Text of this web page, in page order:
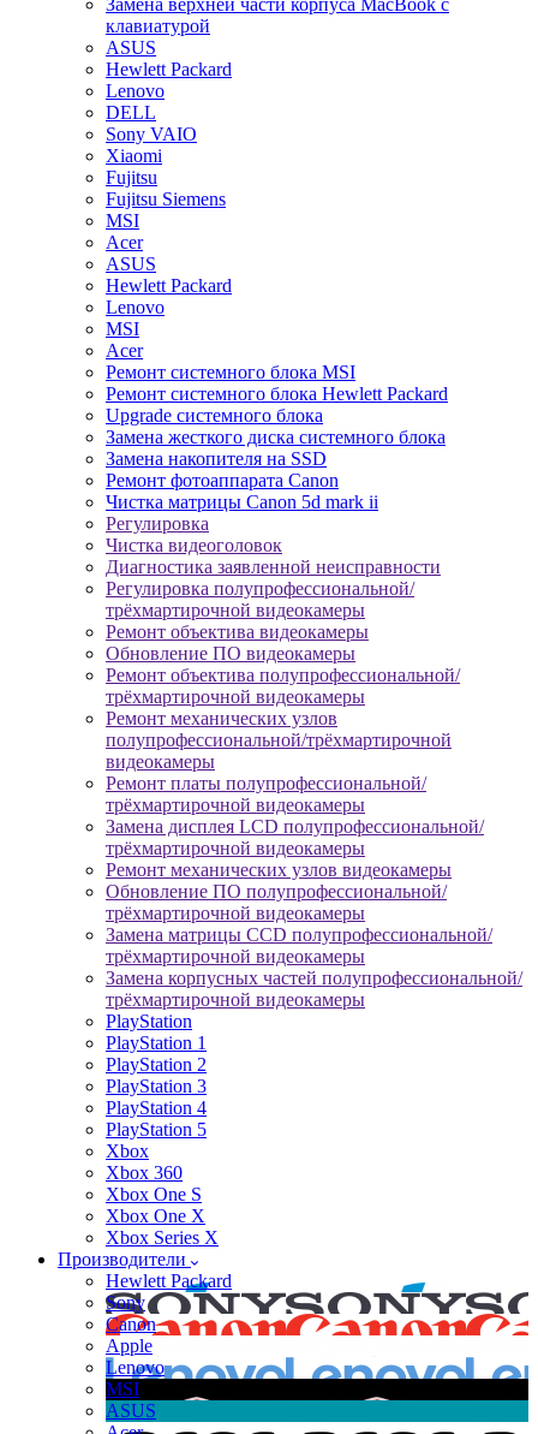
Замена верхней части корпуса MacBook с
клавиатурой
ASUS
Hewlett Packard
Lenovo
DELL
Sony VAIO
Xiaomi
Fujitsu
Fujitsu Siemens
MSI
Acer
ASUS
Hewlett Packard
Lenovo
MSI
Acer
Ремонт системного блока MSI
Ремонт системного блока Hewlett Packard
Upgrade системного блока
Замена жесткого диска системного блока
Замена накопителя на SSD
Ремонт фотоаппарата Canon
Чистка матрицы Canon 5d mark ii
Регулировка
Чистка видеоголовок
Диагностика заявленной неисправности
Регулировка полупрофессиональной/
трёхмартирочной видеокамеры
Ремонт объектива видеокамеры
Обновление ПО видеокамеры
Ремонт объектива полупрофессиональной/
трёхмартирочной видеокамеры
Ремонт механических узлов
полупрофессиональной/трёхмартирочной
видеокамеры
Ремонт платы полупрофессиональной/
трёхмартирочной видеокамеры
Замена дисплея LCD полупрофессиональной/
трёхмартирочной видеокамеры
Ремонт механических узлов видеокамеры
Обновление ПО полупрофессиональной/
трёхмартирочной видеокамеры
Замена матрицы CCD полупрофессиональной/
трёхмартирочной видеокамеры
Замена корпусных частей полупрофессиональной/
трёхмартирочной видеокамеры
PlayStation
PlayStation 1
PlayStation 2
PlayStation 3
PlayStation 4
PlayStation 5
Xbox
Xbox 360
Xbox One S
Xbox One X
Xbox Series X
Производители
Hewlett Packard
Sony
Canon
Apple
Lenovo
MSI
ASUS